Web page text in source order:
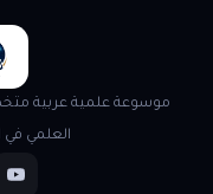
موسوعة علمية عربية
العلمي في